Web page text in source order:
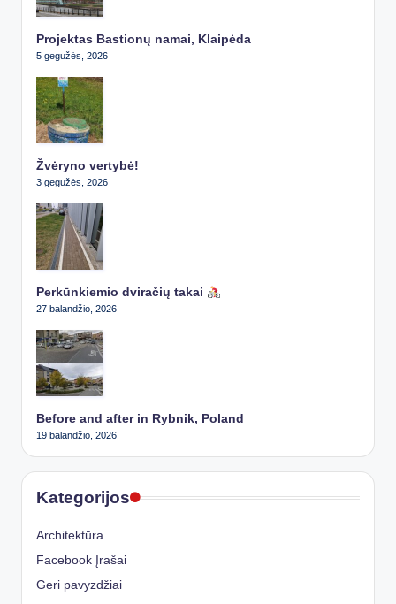
Projektas Bastionų namai, Klaipėda
5 gegužės, 2026
Žvėryno vertybė!
3 gegužės, 2026
Perkūnkiemio dviračių takai
27 balandžio, 2026
Before and after in Rybnik, Poland
19 balandžio, 2026
Kategorijos
Architektūra
Facebook Įrašai
Geri pavyzdžiai